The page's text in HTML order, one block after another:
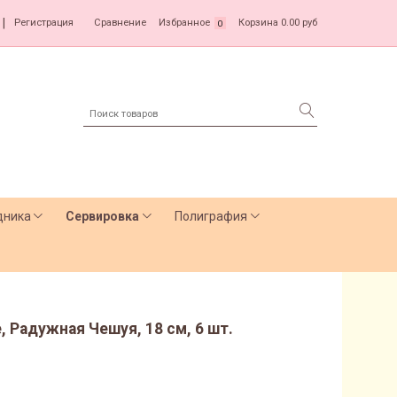
Регистрация Сравнение Избранное 0 Корзина 0.00 руб
Сервировка Полиграфия
Радужная Чешуя, 18 см, 6 шт.